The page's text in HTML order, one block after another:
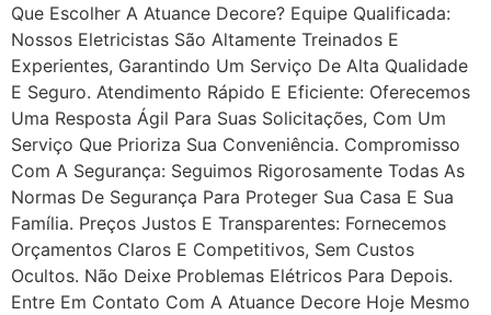
Que Escolher A Atuance Decore? Equipe Qualificada:
Nossos Eletricistas São Altamente Treinados E
Experientes, Garantindo Um Serviço De Alta Qualidade
E Seguro. Atendimento Rápido E Eficiente: Oferecemos
Uma Resposta Ágil Para Suas Solicitações, Com Um
Serviço Que Prioriza Sua Conveniência. Compromisso
Com A Segurança: Seguimos Rigorosamente Todas As
Normas De Segurança Para Proteger Sua Casa E Sua
Família. Preços Justos E Transparentes: Fornecemos
Orçamentos Claros E Competitivos, Sem Custos
Ocultos. Não Deixe Problemas Elétricos Para Depois.
Entre Em Contato Com A Atuance Decore Hoje Mesmo